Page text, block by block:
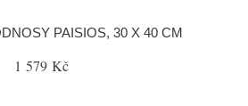
PAISIOS, 30 X 40 CM
1 579 Kč